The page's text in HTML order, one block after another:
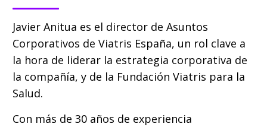
Javier Anitua es el director de Asuntos
Corporativos de Viatris España, un rol clave a
la hora de liderar la estrategia corporativa de
la compañía, y de la Fundación Viatris para la
Salud.
Con más de 30 años de experiencia